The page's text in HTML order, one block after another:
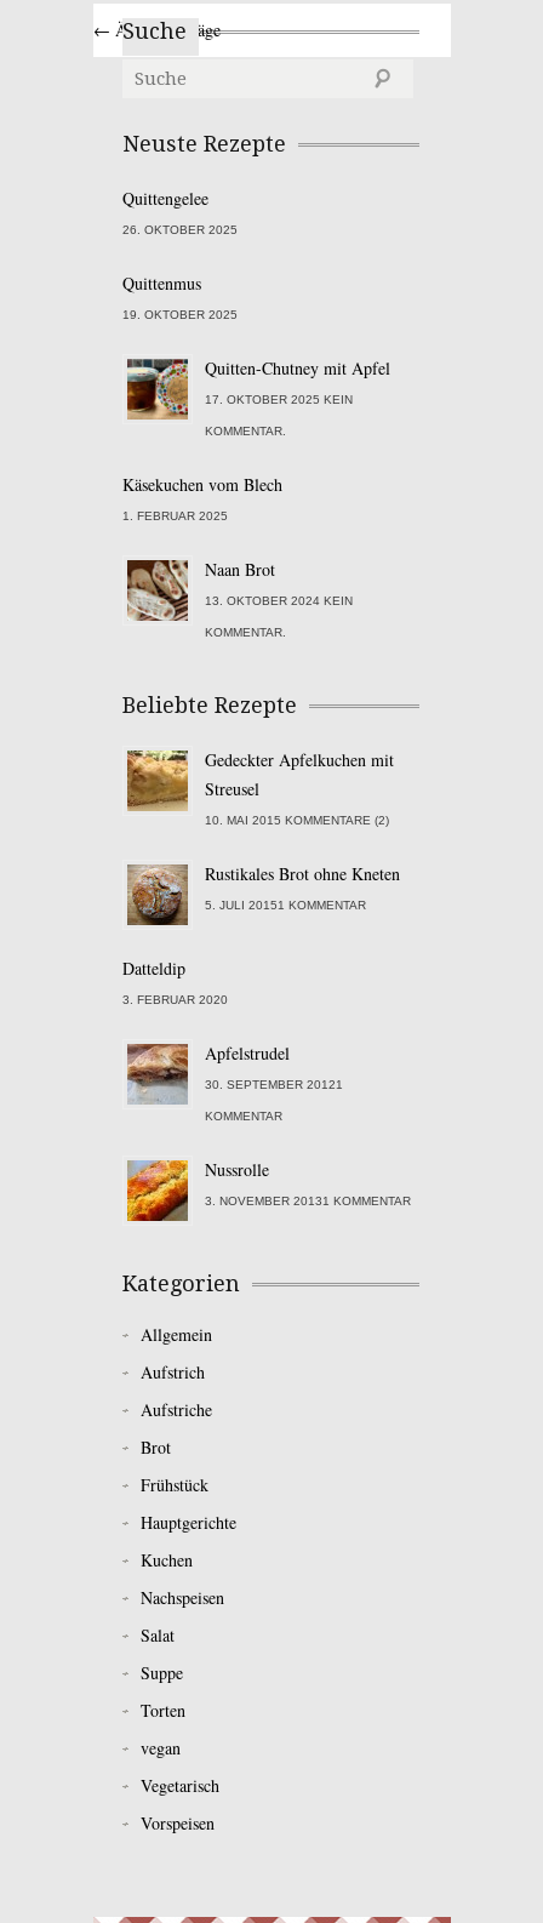
← Ältere Einträge
Suche
Neuste Rezepte
Quittengelee
26. OKTOBER 2025
Quittenmus
19. OKTOBER 2025
Quitten-Chutney mit Apfel
17. OKTOBER 2025 KEIN
KOMMENTAR.
Käsekuchen vom Blech
1. FEBRUAR 2025
Naan Brot
13. OKTOBER 2024 KEIN
KOMMENTAR.
Beliebte Rezepte
Gedeckter Apfelkuchen mit
Streusel
10. MAI 2015 KOMMENTARE (2)
Rustikales Brot ohne Kneten
5. JULI 20151 KOMMENTAR
Datteldip
3. FEBRUAR 2020
Apfelstrudel
30. SEPTEMBER 20121
KOMMENTAR
Nussrolle
3. NOVEMBER 20131 KOMMENTAR
Kategorien
Allgemein
Aufstrich
Aufstriche
Brot
Frühstück
Hauptgerichte
Kuchen
Nachspeisen
Salat
Suppe
Torten
vegan
Vegetarisch
Vorspeisen